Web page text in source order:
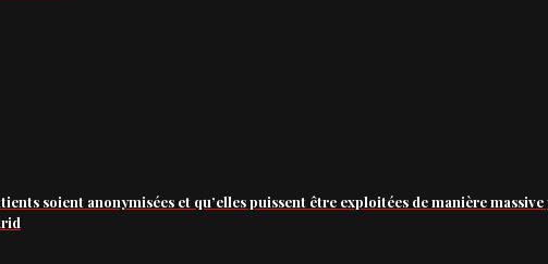
soient anonymisées et qu’elles puissent être exploitées de manière